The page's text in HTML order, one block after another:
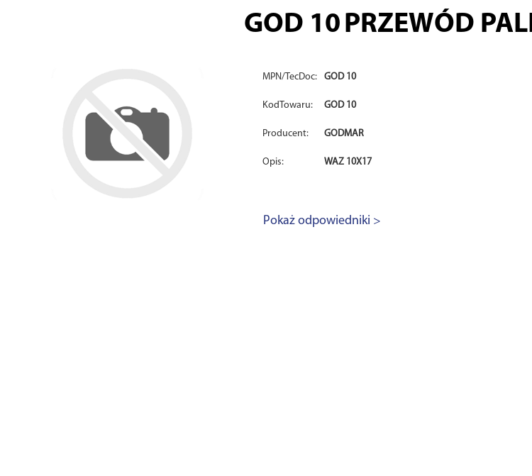
GOD 10 PRZEWÓD
MPN/TecDoc: GOD 10
KodTowaru: GOD 10
Producent: GODMAR
Opis: WAZ 10X17
Pokaż odpowiedniki >